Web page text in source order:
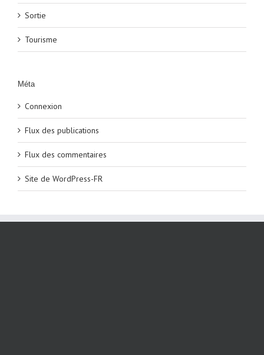
Sortie
Tourisme
Méta
Connexion
Flux des publications
Flux des commentaires
Site de WordPress-FR